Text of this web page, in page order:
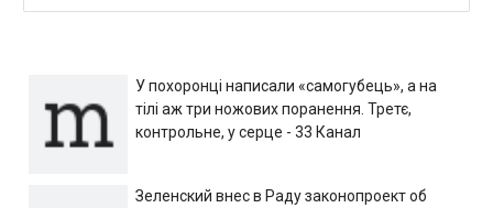
У похоронці написали «самогубець», а на
тілі аж три ножових поранення. Третє,
контрольне, у серце - 33 Канал
Зеленский внес в Раду законопроект об